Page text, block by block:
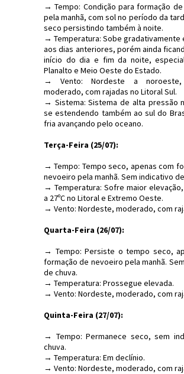
→ Tempo: Condição para formação
pela manhã, com sol no período da
seco persistindo também à noite.
→ Temperatura: Sobe gradativamente
aos dias anteriores, porém ainda
início do dia e fim da noite,
Planalto e Meio Oeste do Estado.
→ Vento: Nordeste a
moderado, com rajadas no Litoral Sul.
→ Sistema: Sistema de alta pressão
se estendendo também ao sul do
fria avançando pelo oceano.
Terça-Feira (25/07):
→ Tempo: Tempo seco, apenas com
nevoeiro pela manhã. Sem indicativo
→ Temperatura: Sofre maior
a 27ºC no Litoral e Extremo Oeste.
→ Vento: Nordeste, moderado, com
Quarta-Feira (26/07):
→ Tempo: Persiste o tempo seco,
formação de nevoeiro pela manhã.
de chuva.
→ Temperatura: Prossegue elevada.
→ Vento: Nordeste, moderado, com
Quinta-Feira (27/07):
→ Tempo: Permanece seco, sem
chuva.
→ Temperatura: Em declínio.
→ Vento: Nordeste, moderado, com